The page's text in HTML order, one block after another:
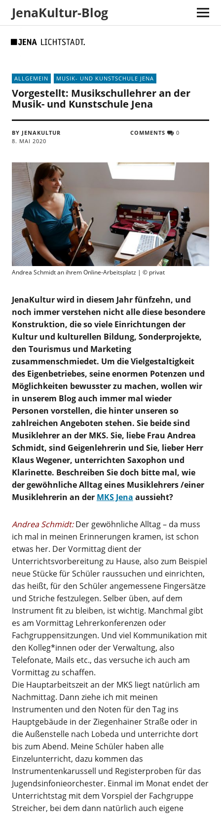
map
JenaKultur-Blog
ALLGEMEIN MUSIK- UND KUNSTSCHULE JENA
Vorgestellt: Musikschullehrer an der
Musik- und Kunstschule Jena
BY JENAKULTUR
8. MAI 2020
COMMENTS 0
Andrea Schmidt an ihrem Online-Arbeitsplatz | © privat
JenaKultur wird in diesem Jahr fünfzehn, und
noch immer verstehen nicht alle diese besondere
Konstruktion, die so viele Einrichtungen der
Kultur und kulturellen Bildung, Sonderprojekte,
den Tourismus und Marketing
zusammenschmiedet. Um die Vielgestaltigkeit
des Eigenbetriebes, seine enormen Potenzen und
Möglichkeiten bewusster zu machen, wollen wir
in unserem Blog auch immer mal wieder
Personen vorstellen, die hinter unseren so
zahlreichen Angeboten stehen. Sie beide sind
Musiklehrer an der MKS. Sie, liebe Frau Andrea
Schmidt, sind Geigenlehrerin und Sie, lieber Herr
Klaus Wegener, unterrichten Saxophon und
Klarinette. Beschreiben Sie doch bitte mal, wie
der gewöhnliche Alltag eines Musiklehrers /einer
Musiklehrerin an der MKS Jena aussieht?
Andrea Schmidt: Der gewöhnliche Alltag – da muss
ich mal in meinen Erinnerungen kramen, ist schon
etwas her. Der Vormittag dient der
Unterrichtsvorbereitung zu Hause, also zum Beispiel
neue Stücke für Schüler raussuchen und einrichten,
das heißt, für den Schüler angemessene Fingersätze
und Striche festzulegen. Selber üben, auf dem
Instrument fit zu bleiben, ist wichtig. Manchmal gibt
es am Vormittag Lehrerkonferenzen oder
Fachgruppensitzungen. Und viel Kommunikation mit
den Kolleg*innen oder der Verwaltung, also
Telefonate, Mails etc., das versuche ich auch am
Vormittag zu schaffen.
Die Hauptarbeitszeit an der MKS liegt natürlich am
Nachmittag. Dann ziehe ich mit meinen
Instrumenten und den Noten für den Tag ins
Hauptgebäude in der Ziegenhainer Straße oder in
die Außenstelle nach Lobeda und unterrichte dort
bis zum Abend. Meine Schüler haben alle
Einzelunterricht, dazu kommen das
Instrumentenkarussell und Registerproben für das
Jugendsinfonieorchester. Einmal im Monat endet der
Unterrichtstag mit dem Vorspiel der Fachgruppe
Streicher, bei dem dann natürlich auch eigene